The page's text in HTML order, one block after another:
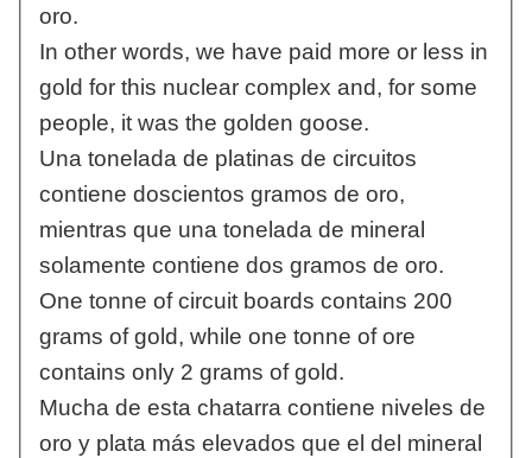
oro.
In other words, we have paid more or less in
gold for this nuclear complex and, for some
people, it was the golden goose.
Una tonelada de platinas de circuitos
contiene doscientos gramos de oro,
mientras que una tonelada de mineral
solamente contiene dos gramos de oro.
One tonne of circuit boards contains 200
grams of gold, while one tonne of ore
contains only 2 grams of gold.
Mucha de esta chatarra contiene niveles de
oro y plata más elevados que el del mineral